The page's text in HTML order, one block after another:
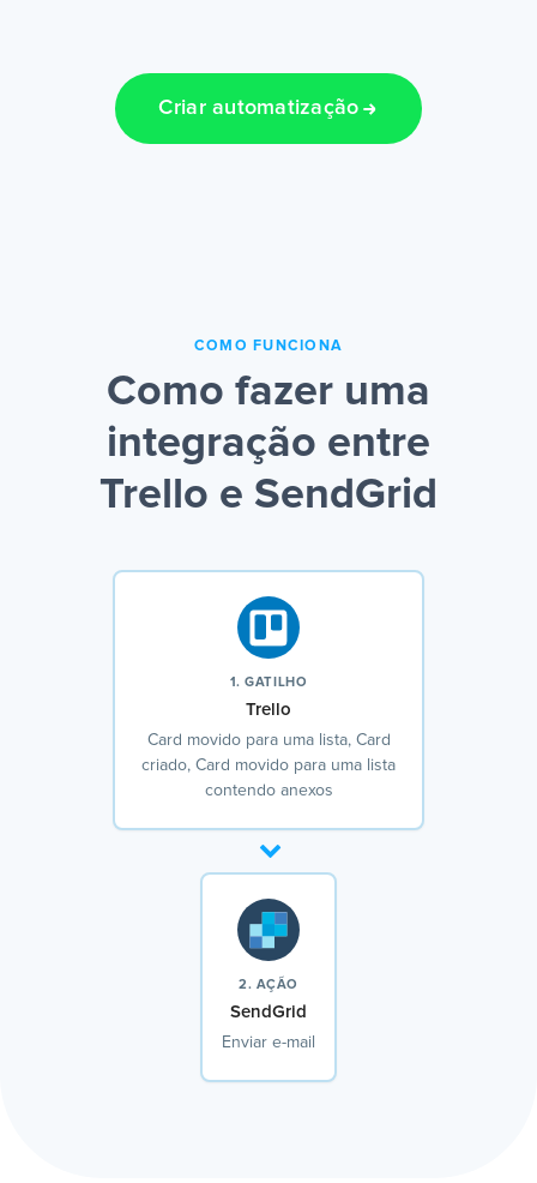
Criar automatização
COMO FUNCIONA
Como fazer uma
integração entre
Trello e SendGrid
1. GATILHO
Trello
Card movido para uma lista, Card
criado, Card movido para uma lista
contendo anexos
2. AÇÃO
SendGrid
Enviar e-mail